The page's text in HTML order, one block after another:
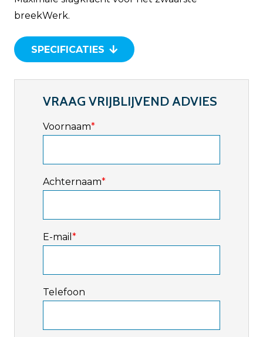
breekWerk.
SPECIFICATIES
VRAAG VRIJBLIJVEND ADVIES
Voornaam*
Achternaam*
E-mail *
Telefoon